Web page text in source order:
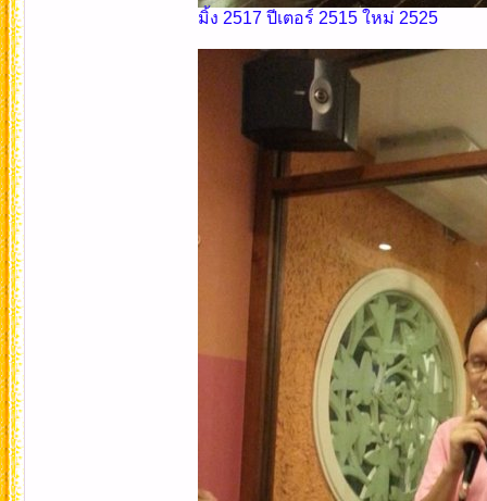
มิ้ง 2517 ปีเตอร์ 2515 ใหม่ 2525